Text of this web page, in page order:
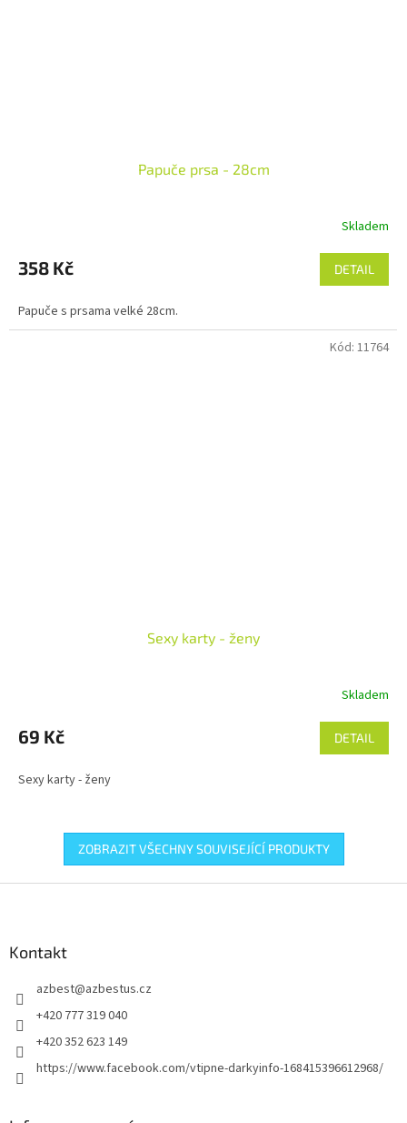
Papuče prsa - 28cm
Skladem
358 Kč DETAIL
Papuče s prsama velké 28cm.
Sexy karty - ženy
Skladem
69 Kč DETAIL
Sexy karty - ženy
Kód: 11764
ZOBRAZIT VŠECHNY SOUVISEJÍCÍ PRODUKTY
Kontakt
azbest@azbestus.cz
+420 777 319 040
+420 352 623 149
https://www.facebook.com/vtipne-darkyinfo-168415396612968/